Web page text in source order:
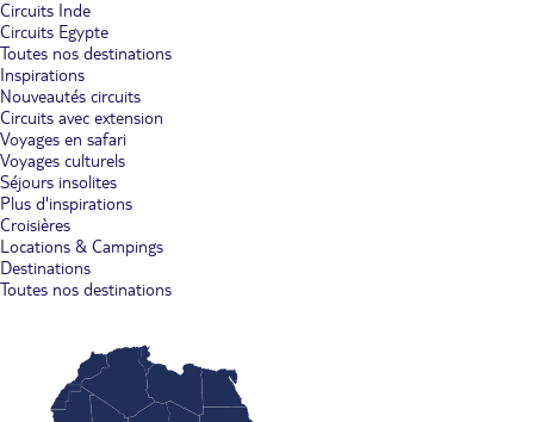
Circuits Inde
Circuits Egypte
Toutes nos destinations
Inspirations
Nouveautés circuits
Circuits avec extension
Voyages en safari
Voyages culturels
Séjours insolites
Plus d'inspirations
Croisières
Locations & Campings
Destinations
Toutes nos destinations